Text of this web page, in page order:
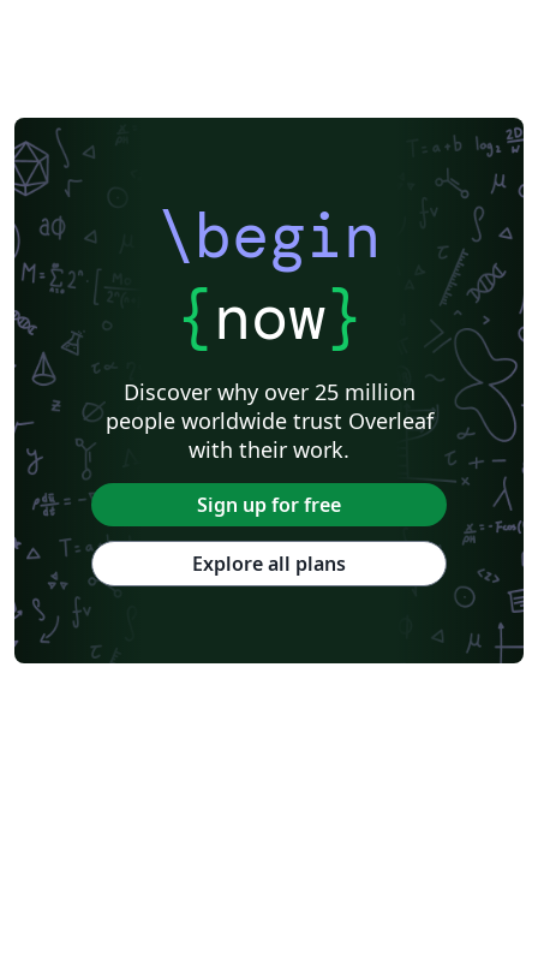
\begin
{now}
Discover why over 25 million
people worldwide trust Overleaf
with their work.
Sign up for free
Explore all plans